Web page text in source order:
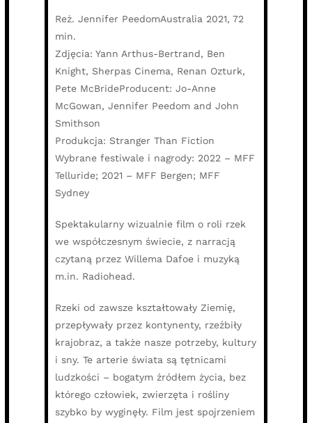
Reż. Jennifer PeedomAustralia 2021, 72
min.
Zdjęcia: Yann Arthus-Bertrand, Ben
Knight, Sherpas Cinema, Renan Ozturk,
Pete McBrideProducent: Jo-Anne
McGowan, Jennifer Peedom and John
Smithson
Produkcja: Stranger Than Fiction
Wybrane festiwale i nagrody: 2022 – MFF
Telluride; 2021 – MFF Bergen; MFF
Sydney
Spektakularny wizualnie film o roli rzek
we współczesnym świecie, z narracją
czytaną przez Willema Dafoe i muzyką
m.in. Radiohead.
Rzeki od zawsze kształtowały Ziemię,
przepływały przez kontynenty, rzeźbiły
krajobraz, a także nasze potrzeby, kultury
i sny. Te arterie świata są tętnicami
ludzkości – bogatym źródłem życia, bez
którego człowiek, zwierzęta i rośliny
szybko by wyginęły. Film jest spojrzeniem